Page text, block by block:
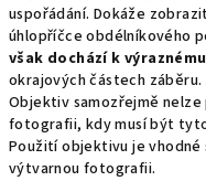
uspořádání. Dokáže
úhlopříčce obdélníkového
však dochází k
okrajových částech
Objektiv samozřejmě
fotografii, kdy musí být
Použití objektivu je
výtvarnou fotografii.